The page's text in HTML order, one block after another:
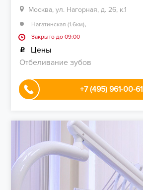
Москва, ул. Нагорная, д. 26, к.1
Нагатинская (1.6км),
Закрыто до 09:00
Цены
Отбеливание зубов
+7 (495) 961-00-61